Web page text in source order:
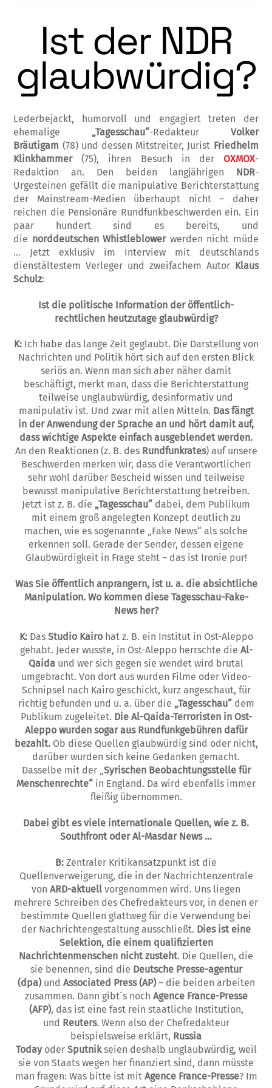
Ist der NDR
glaubwürdig?
Lederbejackt, humorvoll und engagiert treten der
ehemalige „Tagesschau“-Redakteur Volker
Bräutigam (78) und dessen Mitstreiter, Jurist Friedhelm
Klinkhammer
(75), ihren Besuch in der OXMOX-
Redaktion an. Den beiden langjährigen NDR-
Urgesteinen gefällt die manipulative Bericht­erstattung
der Mainstre­am-Medien über­haupt nicht – daher
reichen die Pensionäre Rundfunkbeschwerden ein. Ein
pa­ar hundert sind es bereits, und
die norddeutschen Whistleblowerwerden nicht müde
… Jetzt exklusiv im Interview mit deutschlands
dienstältestem Verleger und zweifachem Autor Klaus
Schulz:
Ist die politische Information der öf­fentli­ch-
rechtlichen heutzutage glaubwür­dig?
K: Ich habe das lange Zeit geglaubt. Die Darstellung von
Nachrichten und Politik hört sich auf den ersten Blick
seriös an. Wenn man sich aber näher damit
beschäftigt, merkt man, dass die Berichterstattung
teilweise unglaubwürdig, desinformativ und
manipulativ ist. Und zwar mit allen Mitteln. Das fängt
in der Anwendung der Sprache an und hört damit auf,
dass wichtige Aspekte einfach ausgeblendet werden.
An den Re­aktionen (z. B. des Rundfunkrates) auf unsere
Beschwerden merken wir, dass die Verantwortlichen
sehr wohl darüber Bescheid wissen und teilweise
bewusst manipulative Berichterstattung betreiben.
Jetzt ist z. B. die „Tagesschau“ dabei, dem Pub­­likum
mit einem groß angelegten Konzept deutlich zu
machen, wie es sogenannte „Fake News“ als solche
erkennen soll. Gerade der Sender, dessen eigene
Glaubwürdigkeit in Fra­­ge steht – das ist Ironie pur!
Was Sie öffentlich anprangern, ist u. a. die absichtliche
Manipulation. Wo kommen diese Tagesschau-Fake-
News her?
K: Das Studio Kairohat z. B. ein Institut in Ost-Aleppo
gehabt. Jeder wusste, in Ost-Aleppo herrschte die Al-
Qaida und wer sich gegen sie wendet wird brutal
umgebracht. Von dort aus wurden Filme oder Video-
Schnipsel nach Kairo geschickt, kurz angeschaut, für
richtig befunden und u. a. über die „Tagesschau“dem
Publikum zugeleitet. Die Al-Qaida-Terroristen in Ost-
Aleppo wurden sogar aus Ru­nd­funkgebühren dafür
bezahlt.Ob diese Quel­len glaubwürdig sind oder nicht,
darüber wurden sich keine Gedanken gemacht.
Dasselbe mit der „Syrischen Beobachtungsstel­le für
Menschenrechte“ in England. Da wird ebenfalls immer
fleißig übernommen.
Dabei gibt es viele internationale Quel­­­len, wie z. B.
Southfront oderAl-Mas­dar News …
B: Zentraler Kritikansatzpunkt ist die
Quellenverweigerung, die in der Nachrichtenzen­trale
von ARD-aktuell vorgenommen wird. Uns liegen
mehrere Schreiben des Chefredak­­teurs vor, in denen er
bestimmte Quellen glattweg für die Verwendu­ng bei
der Nachrichtengestaltung ausschlie­ßt. Dies ist eine
Selektion, die einem qualifizierten
Nachrichtenmenschen nicht zusteht. Die Quellen, die
sie benennen, si­nd die Deutsche Presse-agentur
(dpa)und As­sociated Press (AP)– die beiden arbeiten
zusammen. Dann gibt´s noch Agence France-Presse
(AFP), das ist eine fast rein staatliche Institution,
und Reuters. Wenn also der Chefredakteur
beispielsweise erklärt, Russia
Todayoder Sputnikseien deshalb unglaubwürdig, weil
sie von Staats wegen her finanziert si­nd, dann müsste
man fragen: Was bitte ist mit Agence France-Presse? Im